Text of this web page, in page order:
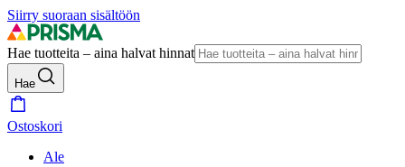
Siirry suoraan sisältöön
Hae tuotteita – aina halvat hinnat
Hae
Ostoskori
Ale